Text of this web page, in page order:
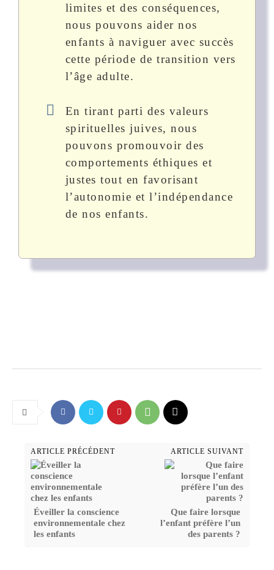
limites et des conséquences,
nous pouvons aider nos
enfants à naviguer avec succès
cette période de transition vers
l’âge adulte.
En tirant parti des valeurs
spirituelles juives, nous
pouvons promouvoir des
comportements éthiques et
justes tout en favorisant
l’autonomie et l’indépendance
de nos enfants.
ARTICLE PRÉCÉDENT
Éveiller la conscience
environnementale chez
les enfants
ARTICLE SUIVANT
Que faire lorsque
l’enfant préfère l’un
des parents ?